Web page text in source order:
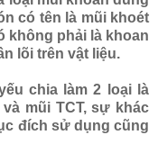
có tên là mũi khoét
không phải là khoan
lõi trên vật liệu.
chia làm 2 loại là
mũi TCT, sự khác
đích sử dụng cũng